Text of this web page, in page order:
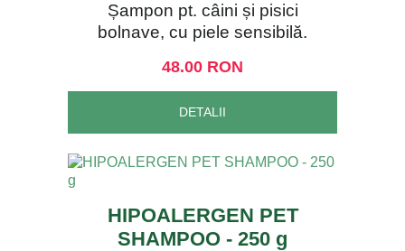
Șampon pt. câini și pisici
bolnave, cu piele sensibilă.
48.00 RON
DETALII
HIPOALERGEN PET
SHAMPOO - 250 g